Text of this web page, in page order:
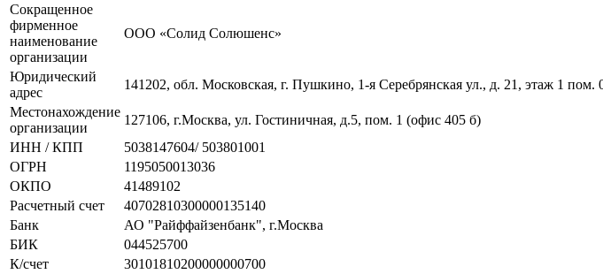
Сокращенное
фирменное
наименование
организации
ООО «Солид Солюшенс»
Юридический
адрес
141202, обл. Московская, г. Пушкино, 1-я Серебрянская ул., д. 21, этаж 1 пом.
Местонахождение
организации
127106, г.Москва, ул. Гостиничная, д.5, пом. 1 (офис 405 б)
ИНН / КПП
5038147604/ 503801001
ОГРН
1195050013036
ОКПО
41489102
Расчетный счет
40702810300000135140
Банк
АО "Райффайзенбанк", г.Москва
БИК
044525700
К/счет
30101810200000000700